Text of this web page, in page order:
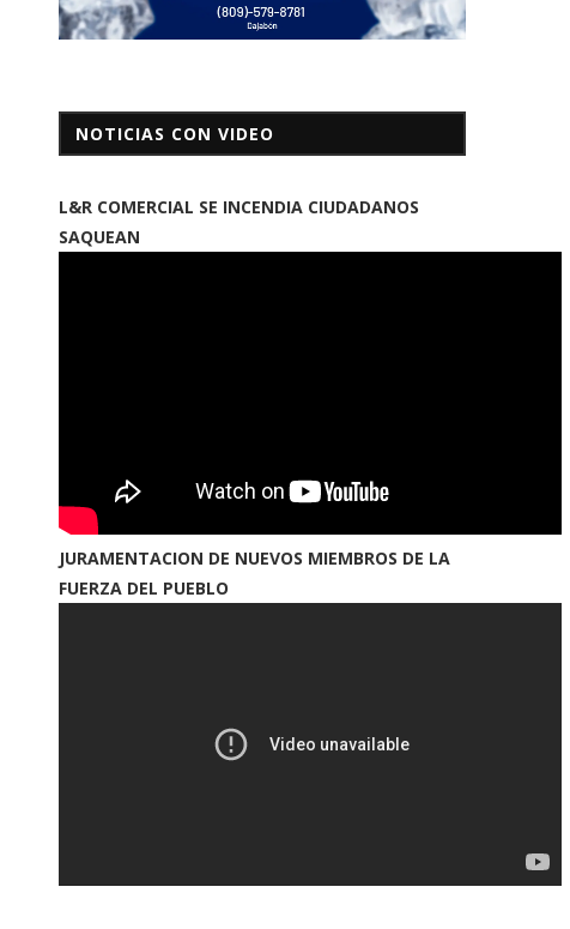
NOTICIAS CON VIDEO
L&R COMERCIAL SE INCENDIA CIUDADANOS
SAQUEAN
JURAMENTACION DE NUEVOS MIEMBROS DE LA
FUERZA DEL PUEBLO